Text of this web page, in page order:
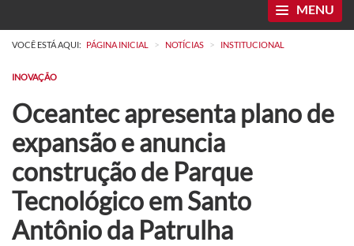
MENU
VOCÊ ESTÁ AQUI: PÁGINA INICIAL > NOTÍCIAS > INSTITUCIONAL
INOVAÇÃO
Oceantec apresenta plano de
expansão e anuncia
construção de Parque
Tecnológico em Santo
Antônio da Patrulha